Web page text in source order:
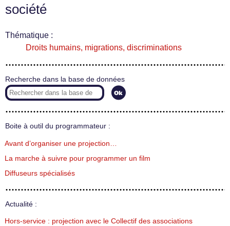
société
Thématique :
Droits humains, migrations, discriminations
Recherche dans la base de données
Boite à outil du programmateur :
Avant d’organiser une projection…
La marche à suivre pour programmer un film
Diffuseurs spécialisés
Actualité :
Hors-service : projection avec le Collectif des associations